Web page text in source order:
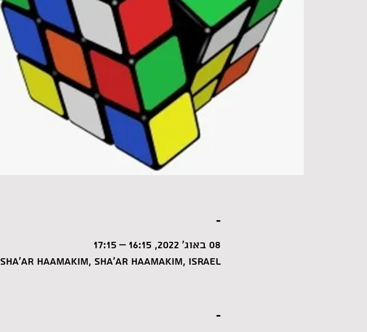
-
08 באוג׳ 2022, 16:15 – 17:15
Sha'ar HaAmakim, Sha'ar HaAmakim, Israel
-